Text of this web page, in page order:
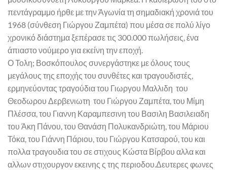
πεντάγραμμο ήρθε με την Άγωνία τη σημαδιακή χρονιά του
1968 (σύνθεση Γιώργου Ζαμπέτα) που μέσα σε πολύ λίγο
χρονικό διάστημα ξεπέρασε τις 300.000 πωλήσεις, ένα
άπιαστο νούμερο για εκείνη την εποχή.
Ο Τολη; Βοσκόπουλος συνεργάστηκε με όλους τους
μεγάλους της εποχής του συνθέτες και τραγουδιστές,
ερμηνεύοντας τραγούδια του Γιωργου Μαλλιδη του
Θεοδωρου Δερβενιωτη του Γιώργου Ζαμπέτα, του Μίμη
Πλέσσα, του Γιαννη Καραμπεσινη του Βασιλη Βασιλειαδη
του Άκη Πάνου, του Θανάση Πολυκανδριώτη, του Μάριου
Τόκα, του Γιάννη Πάριου, του Γιώργου Κατσαρού, του και
πολλα τραγουδια του σε στιχους Κώστα Βίρβου αλλα και
αλλων στιχουργον εκεινης ς της περιοδου.Δευτερες φωνες